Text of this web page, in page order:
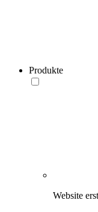
Produkte
Website